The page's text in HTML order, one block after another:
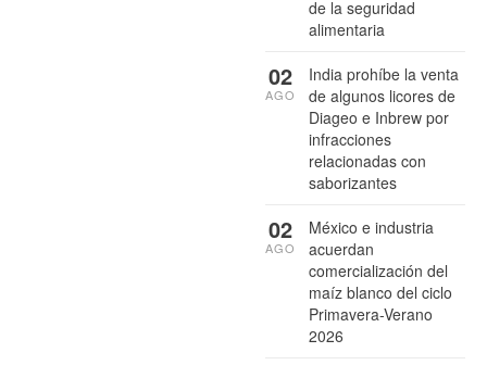
de la seguridad
alimentaria
India prohíbe la venta
de algunos licores de
Diageo e Inbrew por
infracciones
relacionadas con
saborizantes
02
AGO
México e industria
acuerdan
comercialización del
maíz blanco del ciclo
Primavera-Verano
2026
02
AGO